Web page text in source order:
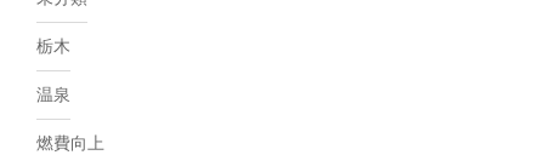
栃木
温泉
燃費向上